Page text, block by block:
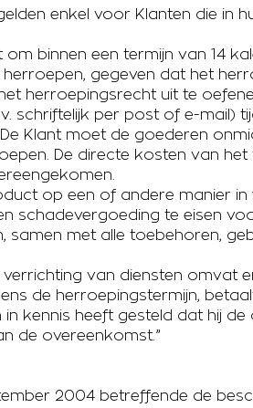
enkel voor Klanten die in
om binnen een termijn van 14
gegeven dat het
herroepingsrecht uit te
schriftelijk per post of e-mail)
Klant moet de goederen
De directe kosten van
op een of andere manier
schadevergoeding te eisen
samen met alle toebehoren,
van diensten omvat
de herroepingstermijn,
kennis heeft gesteld dat hij
de overeenkomst.”
2004 betreffende de